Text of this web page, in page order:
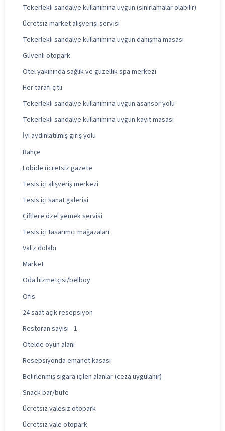
Tekerlekli sandalye kullanımına uygun (sınırlamalar olabilir)
Ücretsiz market alışverişi servisi
Tekerlekli sandalye kullanımına uygun danışma masası
Güvenli otopark
Otel yakınında sağlık ve güzellik spa merkezi
Her tarafı çitli
Tekerlekli sandalye kullanımına uygun asansör yolu
Tekerlekli sandalye kullanımına uygun kayıt masası
İyi aydınlatılmış giriş yolu
Bahçe
Lobide ücretsiz gazete
Tesis içi alışveriş merkezi
Tesis içi sanat galerisi
Çiftlere özel yemek servisi
Tesis içi tasarımcı mağazaları
Valiz dolabı
Market
Oda hizmetçisi/belboy
Ofis
24 saat açık resepsiyon
Restoran sayısı - 1
Otelde oyun alanı
Resepsiyonda emanet kasası
Belirlenmiş sigara içilen alanlar (ceza uygulanır)
Snack bar/büfe
Ücretsiz valesiz otopark
Ücretsiz vale otopark